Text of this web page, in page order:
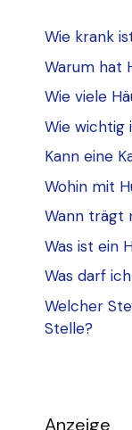
Wie krank
Warum hat
Wie viele
Wie wichtig
Kann eine
Wohin mit
Wann trägt
Was ist ein
Was darf
Welcher
Stelle?
Anzeige